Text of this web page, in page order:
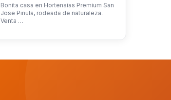
Bonita casa en Hortensias Premium San
Jose Pinula, rodeada de naturaleza.
Venta …